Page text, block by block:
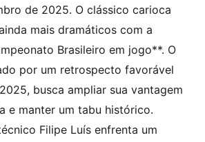
de 2025. O clássico carioca
mais dramáticos com a
Brasileiro em jogo**. O
por um retrospecto favorável
busca ampliar sua vantagem
e manter um tabu histórico.
Filipe Luís enfrenta um